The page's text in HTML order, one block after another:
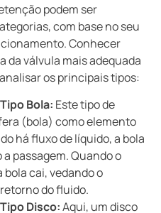
podem ser
com base no seu
Conhecer
da válvula mais adequada
os principais tipos:
Bola: Este tipo de
(bola) como elemento
há fluxo de líquido, a bola
passagem. Quando o
cai, vedando o
do fluido.
Disco:Aqui, um disco